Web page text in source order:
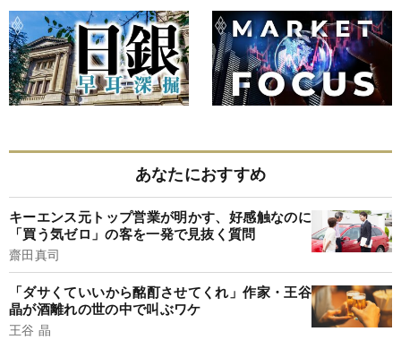
あなたにおすすめ
キーエンス元トップ営業が明かす、好感触なのに
「買う気ゼロ」の客を一発で見抜く質問
齋田真司
「ダサくていいから酩酊させてくれ」作家・王谷
晶が酒離れの世の中で叫ぶワケ
王谷 晶